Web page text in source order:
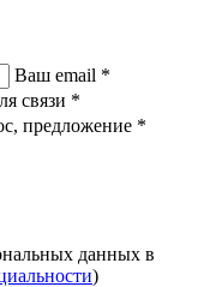
Ваш email *
связи *
предложение *
данных в
)